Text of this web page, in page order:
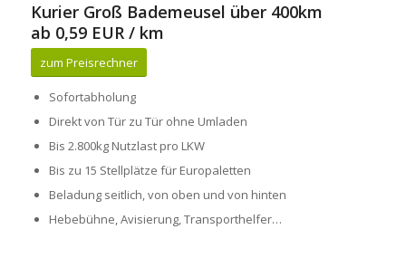
Kurier Groß Bademeusel über 400km
ab 0,59 EUR / km
zum Preisrechner
Sofortabholung
Direkt von Tür zu Tür ohne Umladen
Bis 2.800kg Nutzlast pro LKW
Bis zu 15 Stellplätze für Europaletten
Beladung seitlich, von oben und von hinten
Hebebühne, Avisierung, Transporthelfer…